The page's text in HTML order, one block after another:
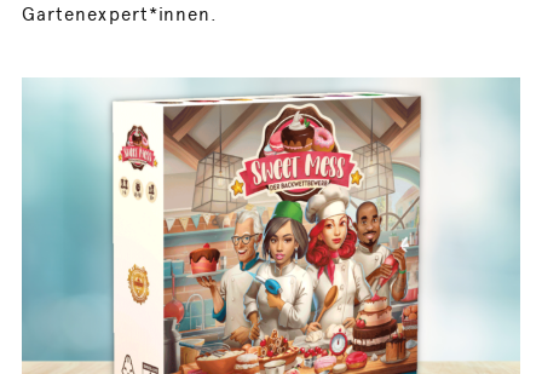
Gartenexpert*innen.